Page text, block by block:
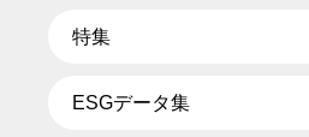
特集
ESGデータ集